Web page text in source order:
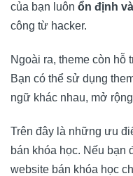
của bạn luôn ổn định
công từ hacker.
Ngoài ra, theme còn hỗ
Bạn có thể sử dụng
ngữ khác nhau, mở
Trên đây là những ưu
bán khóa học. Nếu bạn
website bán khóa học